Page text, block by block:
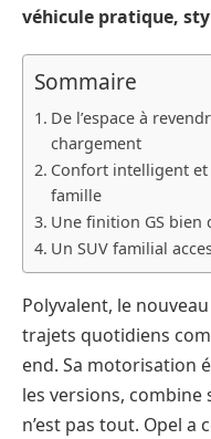
véhicule pratique,
Sommaire
De l’espace à
chargement
Confort intelligent
famille
Une finition GS bien
Un SUV familial
Polyvalent, le nouveau
trajets quotidiens
end. Sa motorisation
les versions,
n’est pas tout. Opel a